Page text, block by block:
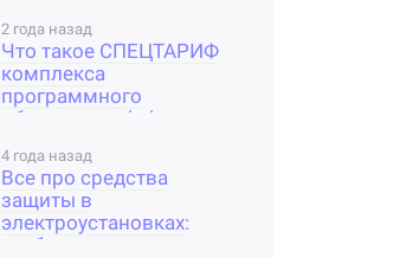
2 года назад
Что такое СПЕЦТАРИФ
комплекса
программного
обеспечения help-sot.ru
4 года назад
Все про средства
защиты в
электроустановках:
требования,